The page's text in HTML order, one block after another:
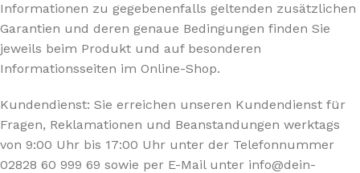
Informationen zu gegebenenfalls geltenden zusätzlichen
Garantien und deren genaue Bedingungen finden Sie
jeweils beim Produkt und auf besonderen
Informationsseiten im Online-Shop.
Kundendienst: Sie erreichen unseren Kundendienst für
Fragen, Reklamationen und Beanstandungen werktags
von 9:00 Uhr bis 17:00 Uhr unter der Telefonnummer
02828 60 999 69 sowie per E-Mail unter info@dein-